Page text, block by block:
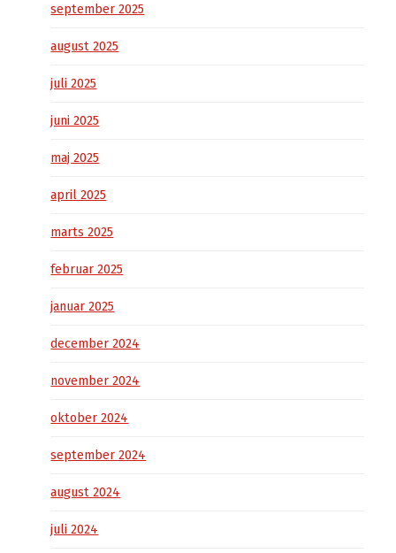
september 2025
august 2025
juli 2025
juni 2025
maj 2025
april 2025
marts 2025
februar 2025
januar 2025
december 2024
november 2024
oktober 2024
september 2024
august 2024
juli 2024